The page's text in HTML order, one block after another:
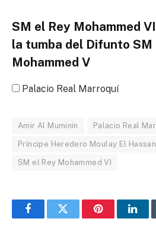
SM el Rey Mohammed
la tumba del Difunto SM
Mohammed V
Palacio Real Marroquí
Amir Al Muminin Palacio Real
Príncipe Heredero Moulay El Hassan
SM el Rey Mohammed VI
FacebookTwitter Pinterest